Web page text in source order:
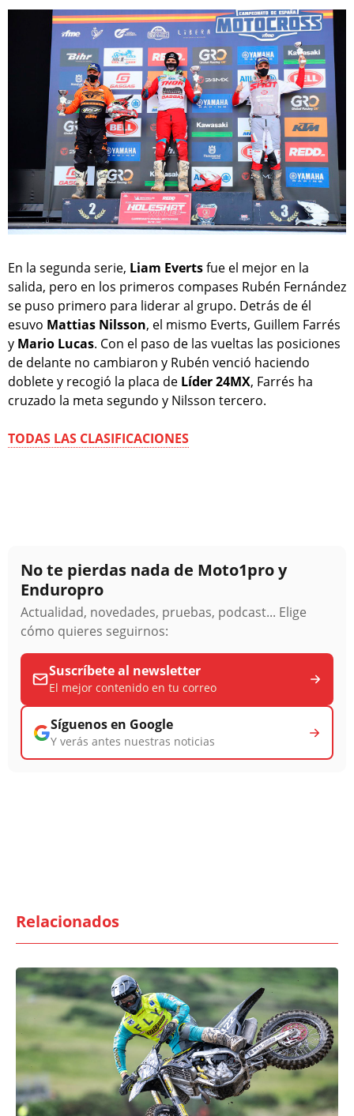
En la segunda serie, Liam Evertsfue el mejor en la
salida, pero en los primeros compases Rubén Fernández
se puso primero para liderar al grupo. Detrás de él
esuvo Mattias Nilsson, el mismo Everts, Guillem Farrés
y Mario Lucas. Con el paso de las vueltas las posiciones
de delante no cambiaron y Rubén venció haciendo
doblete y recogió la placa de Líder 24MX, Farrés ha
cruzado la meta segundo y Nilsson tercero.
TODAS LAS CLASIFICACIONES
No te pierdas nada de Moto1pro y
Enduropro
Actualidad, novedades, pruebas, podcast... Elige
cómo quieres seguirnos:
Suscríbete al newsletter
El mejor contenido en tu correo
Síguenos en Google
Y verás antes nuestras noticias
Relacionados